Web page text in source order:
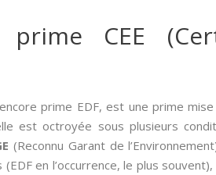
CEE
prime EDF, est une prime
est octroyée sous plusieurs
(Reconnu Garant de
en l’occurrence, le plus